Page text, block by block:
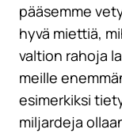
pääsemme
hyvä miettiä,
valtion rahoja
meille
esimerkiksi
miljardeja